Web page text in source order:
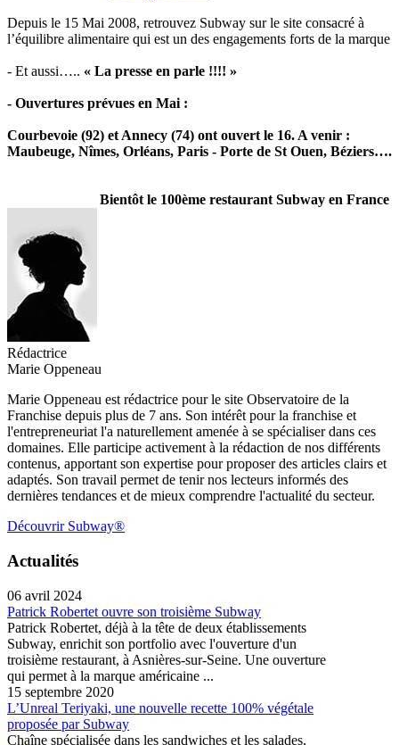
Depuis le 15 Mai 2008, retrouvez Subway sur le site consacré à
l’équilibre alimentaire qui est un des engagements forts de la marque
- Et aussi….. « La presse en parle !!!! »
- Ouvertures prévues en Mai :
Courbevoie (92) et Annecy (74) ont ouvert le 16. A venir :
Maubeuge, Nîmes, Orléans, Paris - Porte de St Ouen, Béziers….
Bientôt le 100ème restaurant Subway en France
Rédactrice
Marie Oppeneau
Marie Oppeneau est rédactrice pour le site Observatoire de la
Franchise depuis plus de 7 ans. Son intérêt pour la franchise et
l'entrepreneuriat l'a naturellement amenée à se spécialiser dans ces
domaines. Elle participe activement à la rédaction de nos différents
contenus, apportant son expertise pour proposer des articles clairs et
adaptés. Son travail permet de tenir nos lecteurs informés des
dernières tendances et de mieux comprendre l'actualité du secteur.
Découvrir Subway®
Actualités
06 avril 2024
Patrick Robertet ouvre son troisième Subway
Patrick Robertet, déjà à la tête de deux établissements
Subway, enrichit son portfolio avec l'ouverture d'un
troisième restaurant, à Asnières-sur-Seine. Une ouverture
qui permet à la marque américaine ...
15 septembre 2020
L’Unreal Teriyaki, une nouvelle recette 100% végétale
proposée par Subway
Chaîne spécialisée dans les sandwiches et les salades,